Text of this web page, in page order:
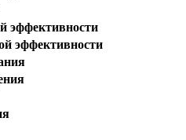
эффективности
эффективности